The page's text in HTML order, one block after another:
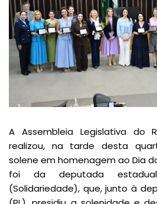
A Assembleia Legislativa do
realizou, na tarde desta
solene em homenagem ao Dia
foi da deputada
(Solidariedade), que, junto à